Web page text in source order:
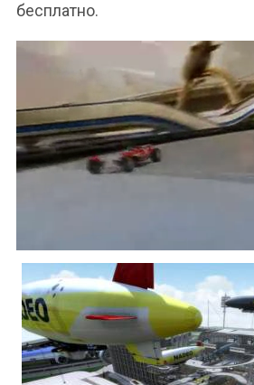
бесплатно.